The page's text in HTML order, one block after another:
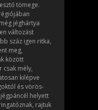
tömege.
jéghártya
változást
száz igen ritka,
meg,
között
csak mély,
kilépve
és vörös-
helyett
rajtuk